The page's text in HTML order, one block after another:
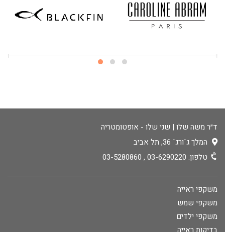
ד״ר משה שלו | שני שלו - אופטומטריה
המלך ג´ורג´ 36, תל אביב
טלפון: 03-6290220
,
03-5280860
משקפי ראייה
משקפי שמש
משקפי ילדים